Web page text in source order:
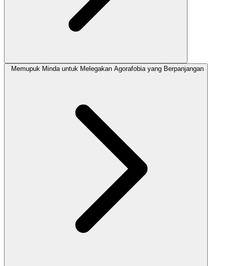
Memupuk Minda untuk Melegakan Agorafobia yang Berpanjangan